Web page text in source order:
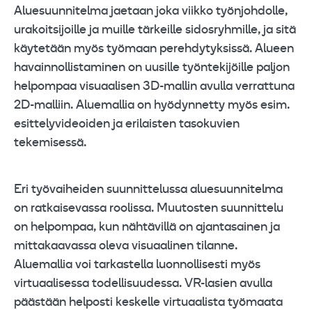
Aluesuunnitelma jaetaan joka viikko työnjohdolle,
urakoitsijoille ja muille tärkeille sidosryhmille, ja sitä
käytetään myös työmaan perehdytyksissä. Alueen
havainnollistaminen on uusille työntekijöille paljon
helpompaa visuaalisen 3D-mallin avulla verrattuna
2D-malliin. Aluemallia on hyödynnetty myös esim.
esittelyvideoiden ja erilaisten tasokuvien
tekemisessä.
Eri työvaiheiden suunnittelussa aluesuunnitelma
on ratkaisevassa roolissa. Muutosten suunnittelu
on helpompaa, kun nähtävillä on ajantasainen ja
mittakaavassa oleva visuaalinen tilanne.
Aluemallia voi tarkastella luonnollisesti myös
virtuaalisessa todellisuudessa. VR-lasien avulla
päästään helposti keskelle virtuaalista työmaata